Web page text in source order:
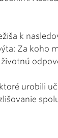
k
Za koho
urobili